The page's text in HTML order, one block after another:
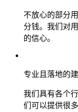
不放心的部分
分钱。我们对
的信心。
专业且落地的
我们具有各个
们可以提供很